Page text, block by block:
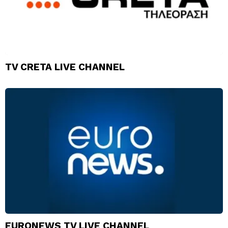
TV CRETA LIVE CHANNEL